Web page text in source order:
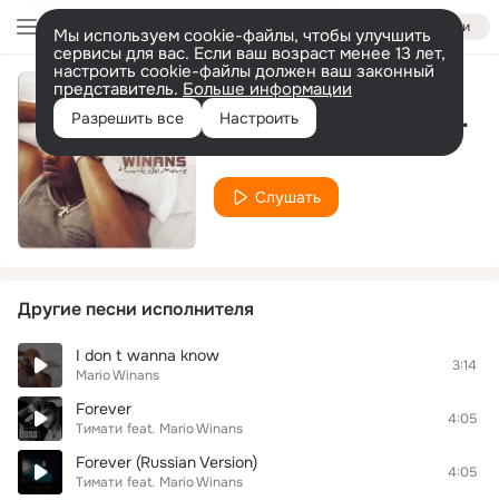
Войти
Мы используем cookie-файлы, чтобы улучшить
сервисы для вас. Если ваш возраст менее 13 лет,
настроить cookie-файлы должен ваш законный
представитель. Больше информации
Разрешить все Настроить I Don't Wanna Know (Bentley Grey Remix)
Слушать
Другие песни исполнителя
I don t wanna know
Mario Winans
3:14
Forever
Тимати feat. Mario Winans
4:05
Forever (Russian Version)
Тимати feat. Mario Winans
4:05